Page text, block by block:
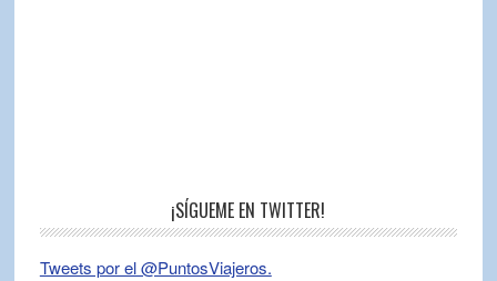
¡SÍGUEME EN TWITTER!
Tweets por el @PuntosViajeros.